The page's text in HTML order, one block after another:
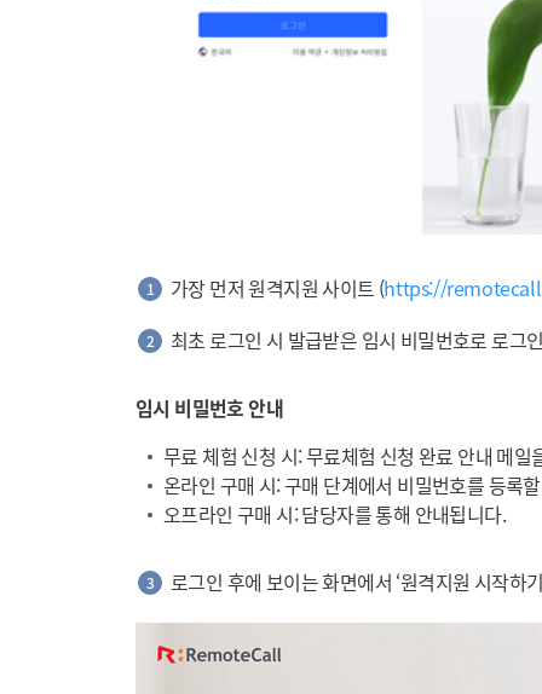
1 가장 먼저 원격지원 사이트 (https://
2 최초 로그인 시 발급받은 임시 비밀번호로 로그
임시 비밀번호 안내
무료 체험 신청 시: 무료체험 신청 완료 안내 메일
온라인 구매 시: 구매 단계에서 비밀번호를 등록
오프라인 구매 시: 담당자를 통해 안내됩니다.
3 로그인 후에 보이는 화면에서 ‘원격지원 시작하